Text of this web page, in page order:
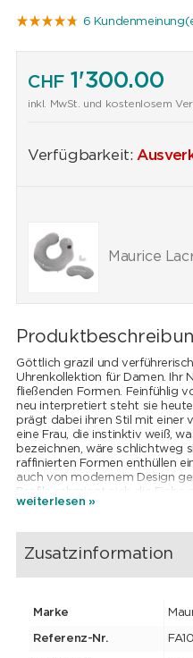
6
CHF1'300.00
inkl. MwSt. und kostenlosem
Verfügbarkeit:
Maurice
Göttlich grazil und
Uhrenkollektion für Damen. Ihr
fließenden Formen. Feinfühlig
neu interpretiert steht sie
prägt dabei ihren Stil mit einer
eine Frau, die instinktiv weiß,
bezeichnen, wäre schlichtweg
raffinierten Formen enthüllen
auch von modernem Design
Haut und passt sich perfekt an
Krone. Das dreireihige
einen modernen Touch.
ihre Uhr Ausdruck verleihen
weiterlesen »
Zusatzinformation
Marke
Referenz-Nr.